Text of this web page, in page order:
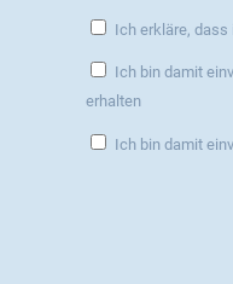
Ich erkläre, dass
Ich bin damit
erhalten
Ich bin damit